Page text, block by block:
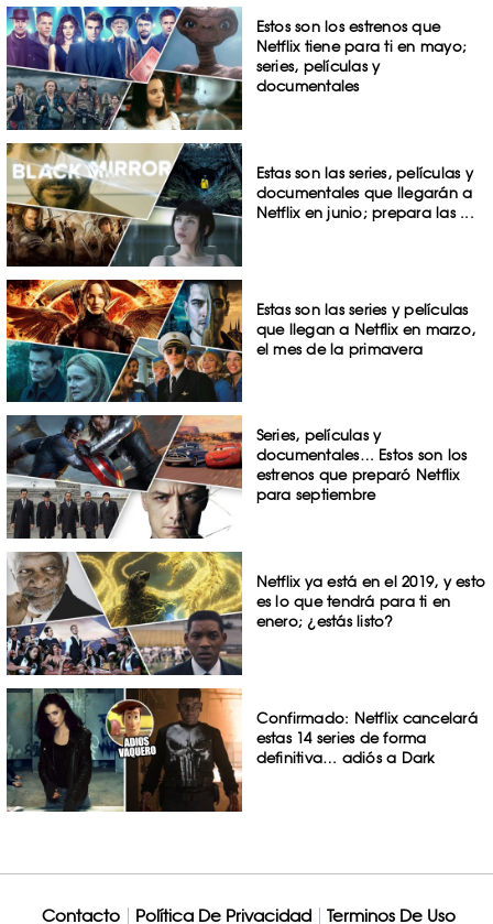
Estos son los estrenos que
Netflix tiene para ti en mayo;
series, películas y
documentales
Estas son las series, películas y
documentales que llegarán a
Netflix en junio; prepara las ...
Estas son las series y películas
que llegan a Netflix en marzo,
el mes de la primavera
Series, películas y
documentales… Estos son los
estrenos que preparó Netflix
para septiembre
Netflix ya está en el 2019, y esto
es lo que tendrá para ti en
enero; ¿estás listo?
Confirmado: Netflix cancelará
estas 14 series de forma
definitiva… adiós a Dark
Contacto Política De Privacidad Terminos De Uso